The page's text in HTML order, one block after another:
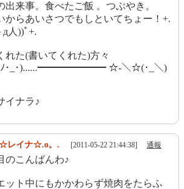
出来事。食べたご飯 。つぶやき。
からあいさつでもしといてちょー！+.
д人))ﾟ+.
れた(書いてくれた)方々
!!(ﾉ･_･)......━━━━━━━ ☆-＼☆(･_＼)
イナラ♪
レイナ☆.o。. [2011-05-22 21:44:38] 通報
のこんばんわ♪
ット中にもかかわらず焼肉をたらふ